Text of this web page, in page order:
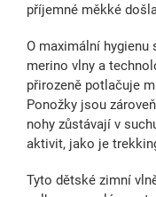
příjemné měkké
O maximální hygienu
merino vlny a
přirozeně potlačuje
Ponožky jsou zároveň
nohy zůstávají v
aktivit, jako je
Tyto dětské zimní